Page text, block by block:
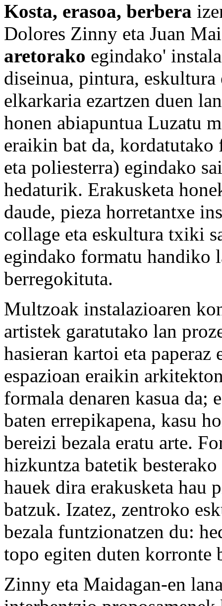
Kosta, erasoa, berbera
Dolores Zinny eta Juan
aretorako egindako'
diseinua, pintura,
elkarkaria ezartzen duen
honen abiapuntua Luzatu
eraikin bat da,
eta poliesterra) egindako
hedaturik. Erakusketa
daude, pieza horretantxe
collage eta eskultura txiki
egindako formatu handiko
berregokituta.
Multzoak instalazioaren
artistek garatutako lan
hasieran kartoi eta
espazioan eraikin
formala denaren kasua da;
baten errepikapena, kasu
bereizi bezala eratu arte.
hizkuntza batetik
hauek dira erakusketa hau
batzuk. Izatez, zentroko
bezala funtzionatzen du:
topo egiten duten korronte
Zinny eta Maidagan-en